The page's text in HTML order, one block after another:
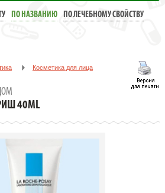
ПО НАЗВАНИЮ
ПО ЛЕЧЕБНОМУ СВОЙСТВУ
Косметика для лица
40ML